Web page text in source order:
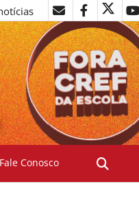
Fale Conosco